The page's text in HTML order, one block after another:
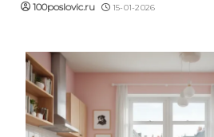
100poslovic.ru 15-01-2026